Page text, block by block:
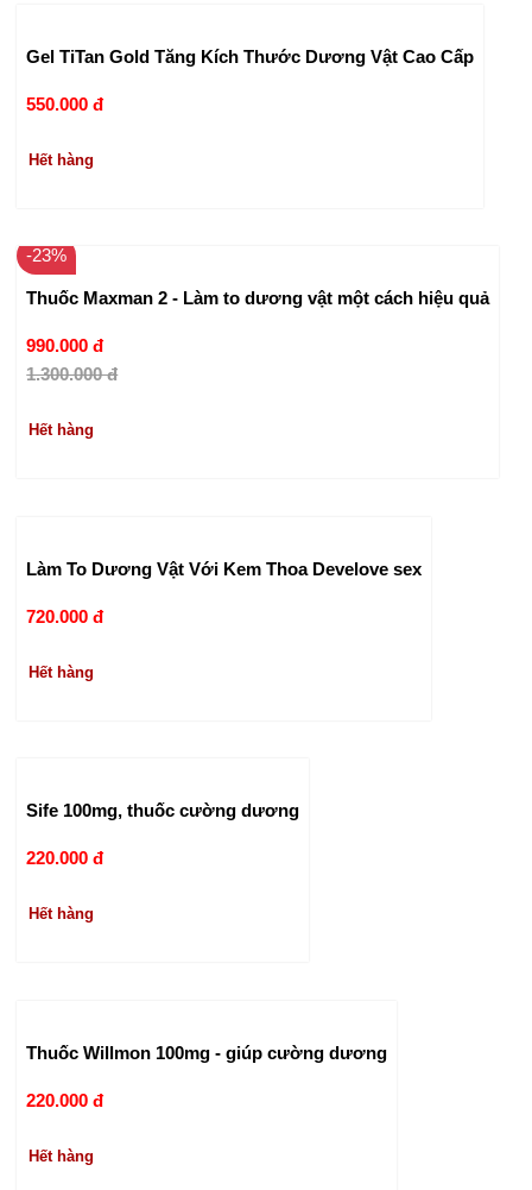
Gel TiTan Gold Tăng Kích Thước Dương Vật Cao Cấp
550.000 đ
Hết hàng
-23%
Thuốc Maxman 2 - Làm to dương vật một cách hiệu quả
990.000 đ
1.300.000 đ
Hết hàng
Làm To Dương Vật Với Kem Thoa Develove sex
720.000 đ
Hết hàng
Sife 100mg, thuốc cường dương
220.000 đ
Hết hàng
Thuốc Willmon 100mg - giúp cường dương
220.000 đ
Hết hàng